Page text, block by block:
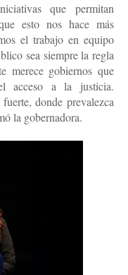
que permitan
esto nos hace más
el trabajo en equipo
sea siempre la regla
merece gobiernos que
acceso a la justicia.
donde prevalezca
la gobernadora.